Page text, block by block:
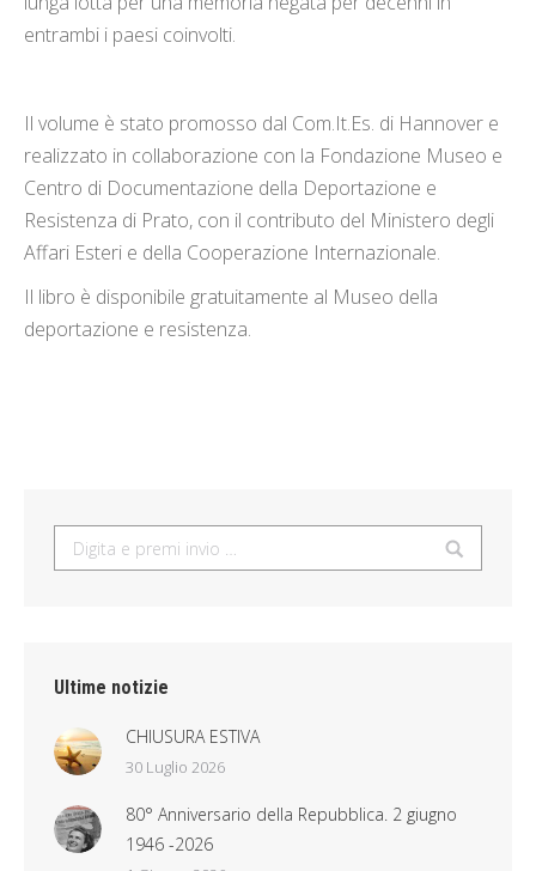
entrambi i paesi coinvolti.
Il volume è stato promosso dal Com.It.Es. di Hannover e
realizzato in collaborazione con la Fondazione Museo e
Centro di Documentazione della Deportazione e
Resistenza di Prato, con il contributo del Ministero degli
Affari Esteri e della Cooperazione Internazionale.
Il libro è disponibile gratuitamente al Museo della
deportazione e resistenza.
Search:
Ultime notizie
CHIUSURA ESTIVA
30 Luglio 2026
80° Anniversario della Repubblica. 2 giugno
1946 -2026